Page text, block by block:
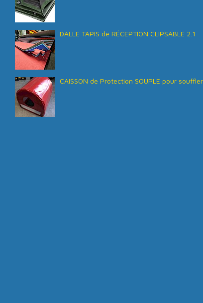
DALLE TAPIS de RÉCEPTION CLIPSABLE 2.1
CAISSON de Protection SOUPLE pour